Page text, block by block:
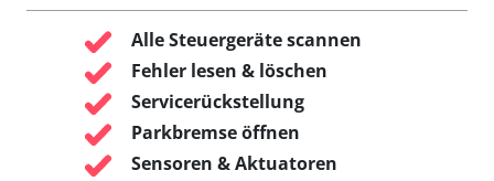
Alle Steuergeräte scannen
Fehler lesen & löschen
Servicerückstellung
Parkbremse öffnen
Sensoren & Aktuatoren